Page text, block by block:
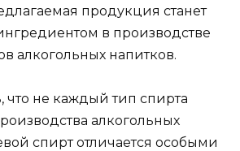
продукция станет
в производстве
алкогольных напитков.
что не каждый тип спирта
алкогольных
спирт отличается особыми